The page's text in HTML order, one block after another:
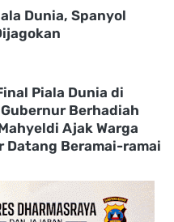
Dunia, Spanyol
Piala Dunia di
Berhadiah
Ajak Warga
Datang Beramai-ramai